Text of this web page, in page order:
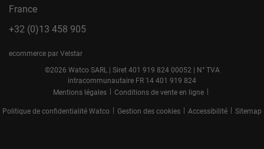
France
+32 (0)13 458 905
ecommerce par Velstar
©2026 Watco SARL | Siret 401 919 824 00052 | N° TVA
intracommunautaire FR 14 401 919 824
Mentions légales | Conditions de vente en ligne |
Politique de confidentialité Watco | Gestion des cookies | Accessibilité | Sitemap